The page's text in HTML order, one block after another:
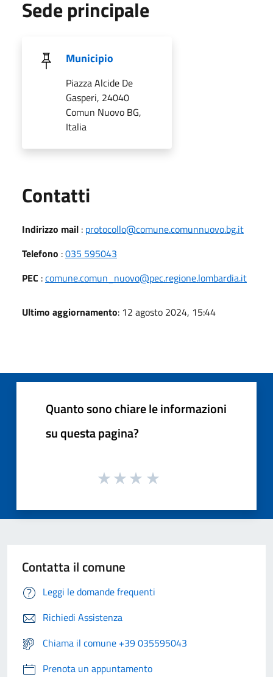
Sede principale
Municipio
Piazza Alcide De
Gasperi, 24040
Comun Nuovo BG,
Italia
Contatti
Indirizzo mail : protocollo@comune.comunnuovo.bg.it
Telefono :035 595043
PEC :comune.comun_nuovo@pec.regione.lombardia.it
Ultimo aggiornamento: 12 agosto 2024, 15:44
Quanto sono chiare le informazioni
su questa pagina?
Contatta il comune
Leggi le domande frequenti
Richiedi Assistenza
Chiama il comune +39 035595043
Prenota un appuntamento